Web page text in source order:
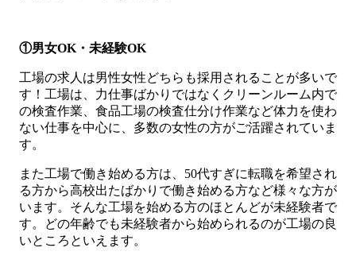
①男女OK・未経験OK
工場の求人は男性女性どちらも採用されることが多いで
す！工場は、力仕事ばかりではなくクリーンルーム内で
の検査作業、食品工場の検査仕分け作業など体力を使わ
ない仕事を中心に、多数の女性の方がご活躍されていま
す。
また工場で働き始める方は、50代すぎに転職を希望され
る方から高校出たばかりで働き始める方など様々な方が
います。そんな工場を始める方のほとんどが未経験者で
す。どの年齢でも未経験者から始められるのが工場の良
いところといえます。